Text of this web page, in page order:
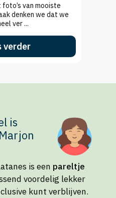
van mooiste
denken we dat we
ver ...
verder
is
is een pareltje
voordelig lekker
kunt verblijven.